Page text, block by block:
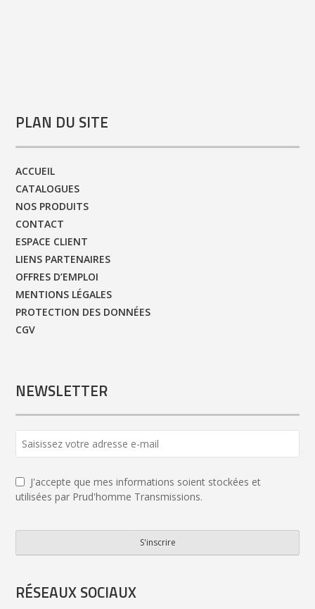
PLAN DU SITE
ACCUEIL
CATALOGUES
NOS PRODUITS
CONTACT
ESPACE CLIENT
LIENS PARTENAIRES
OFFRES D’EMPLOI
MENTIONS LÉGALES
PROTECTION DES DONNÉES
CGV
NEWSLETTER
J'accepte que mes informations soient stockées et
utilisées par Prud'homme Transmissions.
S'inscrire
URL *
RÉSEAUX SOCIAUX